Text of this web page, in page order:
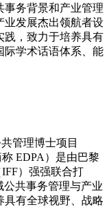
事务背景和产业管理
业发展杰出领航者设
践，致力于培养具有
际学术话语体系、能
管理博士项目
称 EDPA）是由巴黎
）强强联合打
公共事务管理与产业
具有全球视野、战略